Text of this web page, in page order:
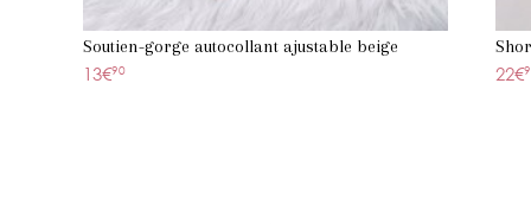
Soutien-gorge autocollant ajustable beige
13€90
22€